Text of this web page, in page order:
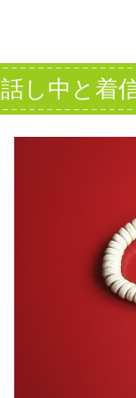
話し中と着